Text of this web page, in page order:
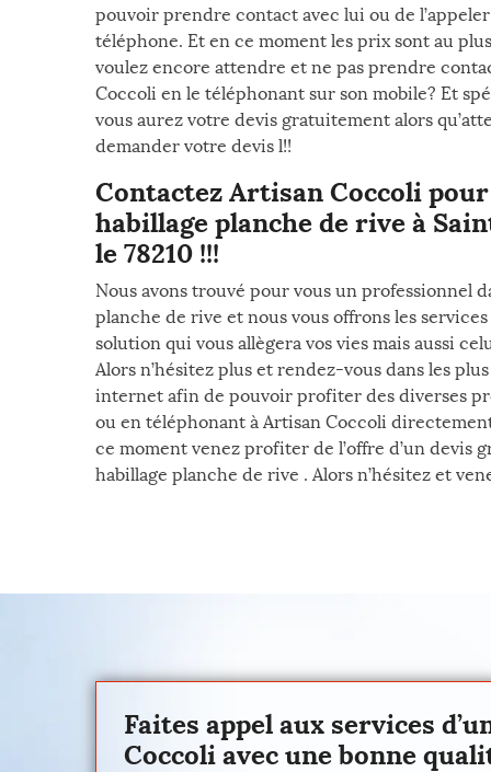
pouvoir prendre contact avec lui ou de
téléphone. Et en ce moment les prix sont au
voulez encore attendre et ne pas prendre
Coccoli en le téléphonant sur son mobile? Et
vous aurez votre devis gratuitement alors
demander votre devis l!!
Contactez Artisan Coccoli
habillage planche de rive à
le 78210 !!!
Nous avons trouvé pour vous un professionnel
planche de rive et nous vous offrons les
solution qui vous allègera vos vies mais aussi
Alors n’hésitez plus et rendez-vous dans les
internet afin de pouvoir profiter des diverses
ou en téléphonant à Artisan Coccoli
ce moment venez profiter de l’offre d’un devis
habillage planche de rive . Alors n’hésitez et
Faites appel aux services
Coccoli avec une bonne